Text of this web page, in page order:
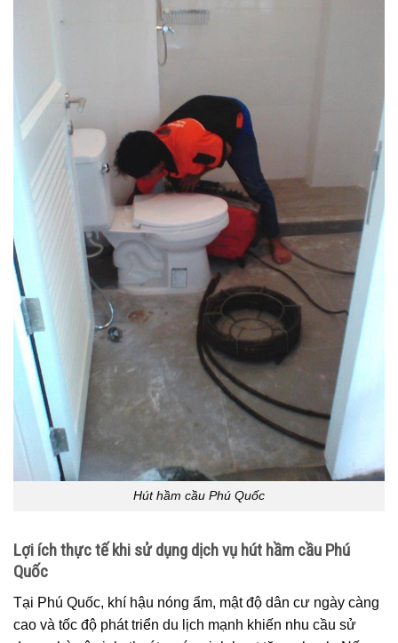
Hút hầm cầu Phú Quốc
Lợi ích thực tế khi sử dụng dịch vụ hút hầm cầu Phú
Quốc
Tại Phú Quốc, khí hậu nóng ẩm, mật độ dân cư ngày càng
cao và tốc độ phát triển du lịch mạnh khiến nhu cầu sử